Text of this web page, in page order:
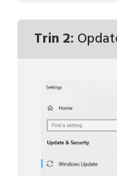
Trin 2: